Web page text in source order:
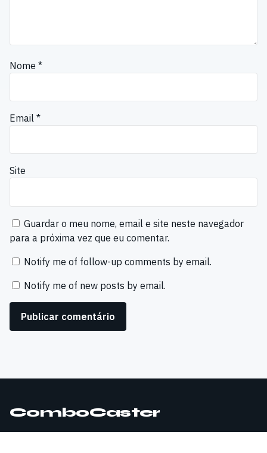
Nome *
Email *
Site
Guardar o meu nome, email e site neste navegador
para a próxima vez que eu comentar.
Notify me of follow-up comments by email.
Notify me of new posts by email.
ComboCaster